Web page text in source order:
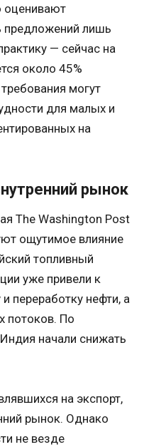
оценивают
предложений лишь
— сейчас на
около 45%
могут
для малых и
на
рынок
The Washington Post
ощутимое влияние
топливный
уже привели к
переработку нефти, а
потоков. По
начали снижать
на экспорт,
рынок. Однако
не везде